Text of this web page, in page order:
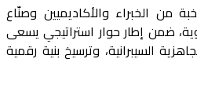
من الخبراء والأكاديميين وصنّاع
ضمن إطار حوار استراتيجي يسعى
السيبرانية، وترسيخ بنية رقمية